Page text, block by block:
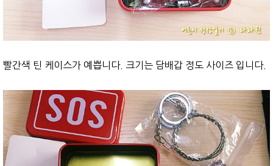
빨간색 틴 케이스가 예쁩니다. 크기는 담배갑 정도 사이즈 입니다.